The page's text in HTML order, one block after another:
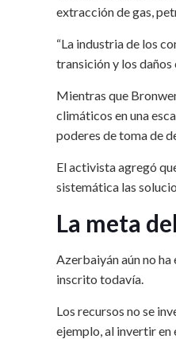
extracción de gas,
“La industria de los
transición y los daños
Mientras que
climáticos en una
poderes de toma de
El activista agregó
sistemática las
La meta
Azerbaiyán aún no
inscrito todavía.
Los recursos no se
ejemplo, al invertir en